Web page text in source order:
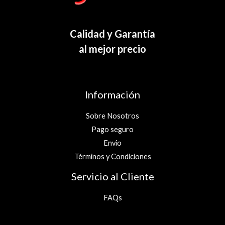
Calidad y Garantía
al mejor precio
Información
Sobre Nosotros
Pago seguro
Envio
Términos y Condiciones
Servicio al Cliente
FAQs